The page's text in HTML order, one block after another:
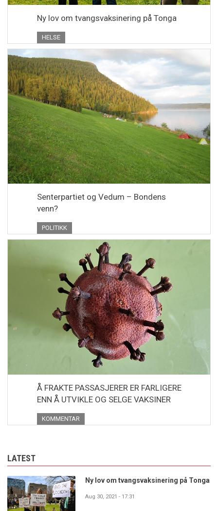
Ny lov om tvangsvaksinering på Tonga
HELSE
Senterpartiet og Vedum – Bondens
venn?
POLITIKK
Å FRAKTE PASSASJERER ER FARLIGERE
ENN Å UTVIKLE OG SELGE VAKSINER
KOMMENTAR
LATEST
Ny lov om tvangsvaksinering på Tonga
Aug 30, 2021 - 17:31